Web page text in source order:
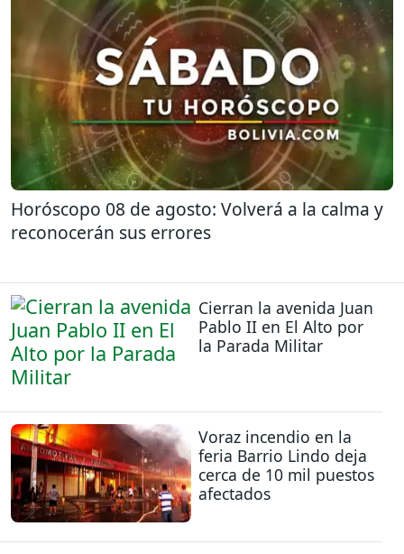
Horóscopo 08 de agosto: Volverá a la calma y
reconocerán sus errores
Cierran la avenida Juan
Pablo II en El Alto por
la Parada Militar
Voraz incendio en la
feria Barrio Lindo deja
cerca de 10 mil puestos
afectados